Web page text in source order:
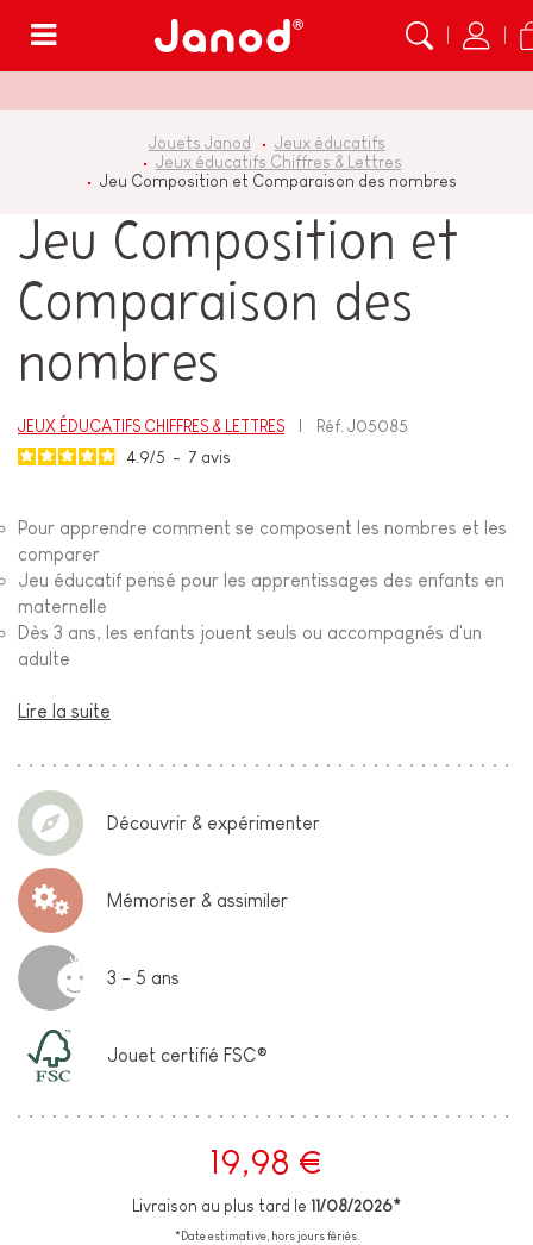
Jouets Janod
Jeux éducatifs
Jeux éducatifs Chiffres & Lettres
Jeu Composition et Comparaison des nombres
Jeu Composition et
Comparaison des
nombres
JEUX ÉDUCATIFS CHIFFRES & LETTRES Réf.J05085
4.9/5 - 7 avis
Pour apprendre comment se composent les nombres et les
comparer
Jeu éducatif pensé pour les apprentissages des enfants en
maternelle
Dès 3 ans, les enfants jouent seuls ou accompagnés d'un
adulte
Lire la suite
Découvrir & expérimenter
Mémoriser & assimiler
3 - 5 ans
Jouet certifié FSC®
19,98 €
Livraison au plus tard le 11/08/2026*
*Date estimative, hors jours fériés.